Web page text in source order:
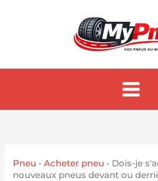
Pneu •Acheter pneu • Dois-je
nouveaux pneus devant ou